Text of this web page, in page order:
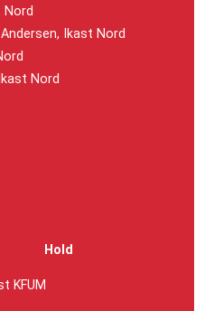
Nord
Ikast Nord
Nord
Hold
KFUM